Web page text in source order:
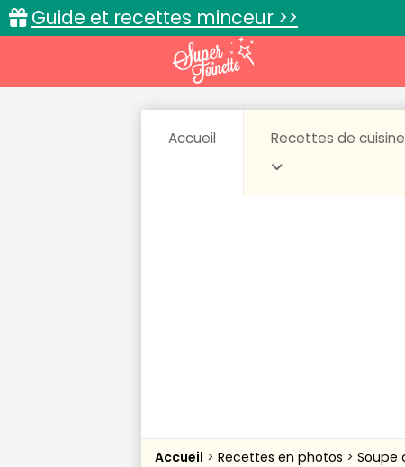
Guide et recettes minceur >>
Accueil Recettes de cuisine
Accueil Recettes en photos Soupe